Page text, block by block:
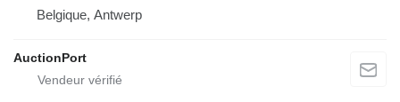
Belgique, Antwerp
AuctionPort